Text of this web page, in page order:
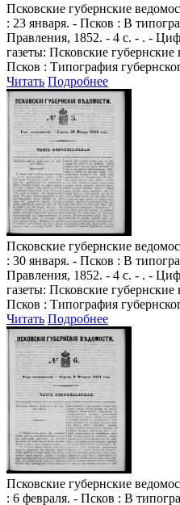
Псковские губернские
: 23 января. - Псков : В
Правления, 1852. - 4 с. - . -
газеты: Псковские
Псков : Типография
Читать Подробнее
Псковские губернские
: 30 января. - Псков : В
Правления, 1852. - 4 с. - . -
газеты: Псковские
Псков : Типография
Читать Подробнее
Псковские губернские
: 6 февраля. - Псков : В